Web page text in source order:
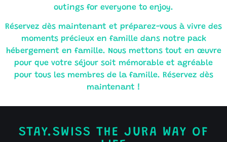
outings for everyone to enjoy.
Réservez dès maintenant et préparez-vous à vivre des
moments précieux en famille dans notre pack
hébergement en famille. Nous mettons tout en œuvre
pour que votre séjour soit mémorable et agréable
pour tous les membres de la famille. Réservez dès
maintenant !
STAY.SWISS THE JURA WAY OF